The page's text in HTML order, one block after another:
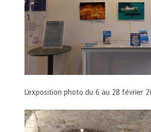
L’exposition photo du 6 au 28 février